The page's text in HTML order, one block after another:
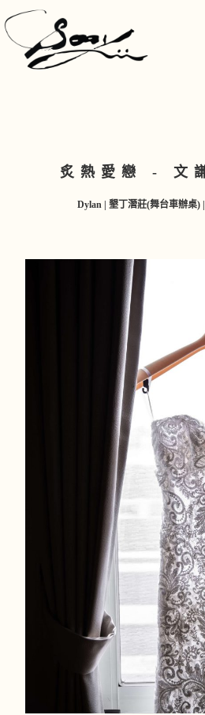
炙熱愛戀 - 文
Dylan | 墾丁潛莊(舞台車辦桌)